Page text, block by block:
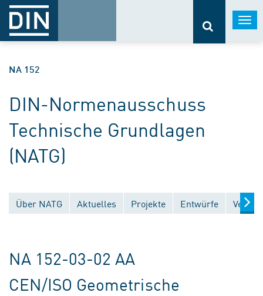
NA 152
DIN-Normenausschuss
Technische Grundlagen
(NATG)
Über NATG Aktuelles Projekte Entwürfe
NA 152-03-02 AA
CEN/ISO Geometrische